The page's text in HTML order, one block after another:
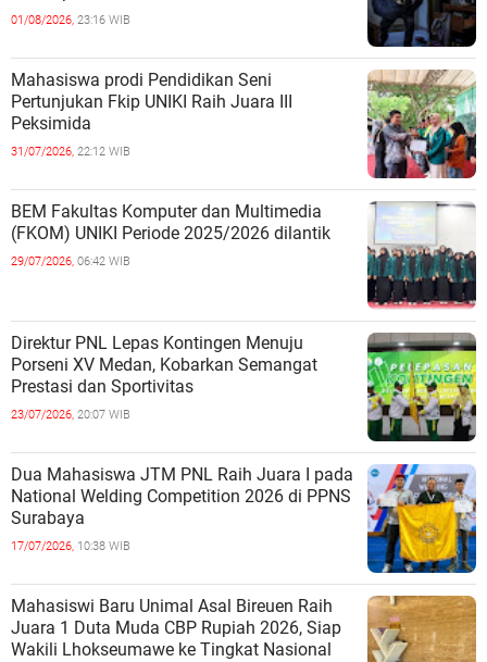
01/08/2026, 23:16 WIB
Mahasiswa prodi Pendidikan Seni
Pertunjukan Fkip UNIKI Raih Juara III
Peksimida
31/07/2026, 22:12 WIB
BEM Fakultas Komputer dan Multimedia
(FKOM) UNIKI Periode 2025/2026 dilantik
29/07/2026, 06:42 WIB
Direktur PNL Lepas Kontingen Menuju
Porseni XV Medan, Kobarkan Semangat
Prestasi dan Sportivitas
23/07/2026, 20:07 WIB
Dua Mahasiswa JTM PNL Raih Juara I pada
National Welding Competition 2026 di PPNS
Surabaya
17/07/2026, 10:38 WIB
Mahasiswi Baru Unimal Asal Bireuen Raih
Juara 1 Duta Muda CBP Rupiah 2026, Siap
Wakili Lhokseumawe ke Tingkat Nasional